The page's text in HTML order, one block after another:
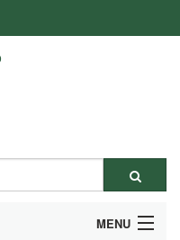
MENU